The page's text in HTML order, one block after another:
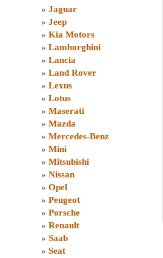
» Jaguar
» Jeep
» Kia Motors
» Lamborghini
» Lancia
» Land Rover
» Lexus
» Lotus
» Maserati
» Mazda
» Mercedes-Benz
» Mini
» Mitsubishi
» Nissan
» Opel
» Peugeot
» Porsche
» Renault
» Saab
» Seat